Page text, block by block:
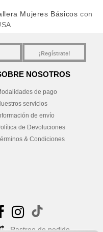
Mujeres Básicos con
¡Regístrate!
NOSOTROS
de pago
servicios
de envío
de Devoluciones
& Condiciones
Rastreo de pedido